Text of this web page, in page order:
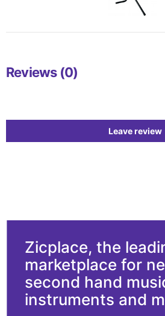
Reviews (0)
Leave review
Zicplace, the
marketplace for
second hand
instruments and